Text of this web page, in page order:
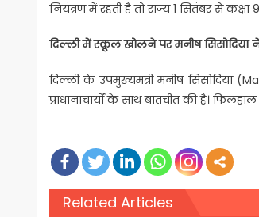
नियंत्रण में रहती है तो राज्य 1 सितंबर से
दिल्ली में स्कूल खोलने पर मनीष सिसोदिया ने
दिल्ली के उपमुख्यमंत्री मनीष सिसोदिया
प्राधानाचार्यों के साथ बातचीत की है।
Related Articles